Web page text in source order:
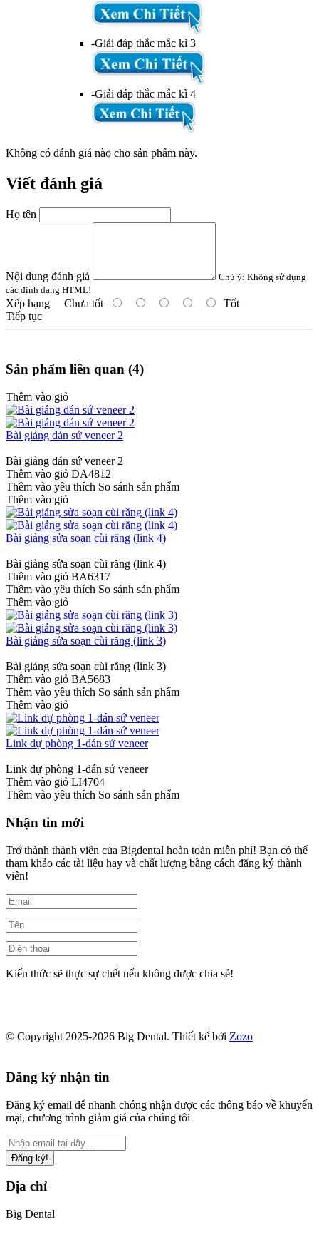
-Giải đáp thắc mắc kì 3
-Giải đáp thắc mắc kì 4
Không có đánh giá nào cho sản phẩm này.
Viết đánh giá
Họ tên
Nội dung đánh giá Chú ý: Không sử dụng
các định dạng HTML!
Xếp hạng Chưa tốt
Tốt
Tiếp tục
Sản phẩm liên quan (4)
Thêm vào giỏ
Bài giảng dán sứ veneer 2
Bài giảng dán sứ veneer 2
Thêm vào giỏ DA4812
Thêm vào yêu thích So sánh sản phẩm
Thêm vào giỏ
Bài giảng sửa soạn cùi răng (link 4)
Bài giảng sửa soạn cùi răng (link 4)
Thêm vào giỏ BA6317
Thêm vào yêu thích So sánh sản phẩm
Thêm vào giỏ
Bài giảng sửa soạn cùi răng (link 3)
Bài giảng sửa soạn cùi răng (link 3)
Thêm vào giỏ BA5683
Thêm vào yêu thích So sánh sản phẩm
Thêm vào giỏ
Link dự phòng 1-dán sứ veneer
Link dự phòng 1-dán sứ veneer
Thêm vào giỏ LI4704
Thêm vào yêu thích So sánh sản phẩm
Nhận tin mới
Trở thành thành viên của Bigdental hoàn toàn miễn phí! Bạn có thể
tham khảo các tài liệu hay và chất lượng bằng cách đăng ký thành
viên!
Kiến thức sẽ thực sự chết nếu không được chia sẻ!
© Copyright 2025-2026 Big Dental. Thiết kế bởi Zozo
Đăng ký nhận tin
Đăng ký email để nhanh chóng nhận được các thông báo về khuyến
mại, chương trình giảm giá của chúng tôi
Đăng ký!
Địa chỉ
Big Dental